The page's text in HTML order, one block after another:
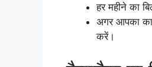
हर महीने का
अगर आपका
करें।